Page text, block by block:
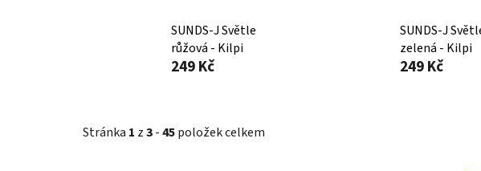
SUNDS-J Světle
růžová - Kilpi
249 Kč
SUNDS-J
zelená - Kilpi
249 Kč
Stránka 1 z3-45položek celkem